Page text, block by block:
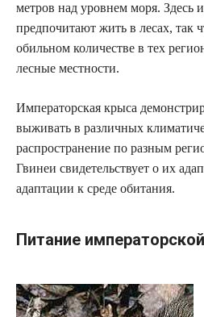
метров над уровнем моря. Здесь
предпочитают жить в лесах, так
обильном количестве в тех
лесные местности.
Императорская крыса
выживать в различных
распространение по разным
Гвинеи свидетельствует о их
адаптации к среде обитания.
Питание